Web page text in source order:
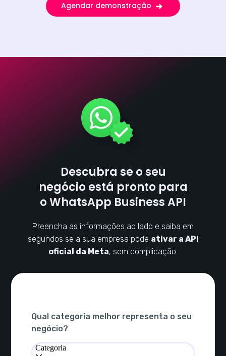
Agendar demonstração
Qual categoria melhor representa o seu
negócio?
Categoria
Descubra se o seu
negócio está pronto para
o WhatsApp Business API
Preencha as informações ao lado e saiba em
segundos se a sua empresa pode ativar a API
oficial da Meta, sem complicação.